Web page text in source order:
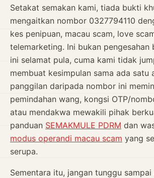
Setakat semakan kami, tiada bukti
mengaitkan nombor 0327794110
kes penipuan, macau scam, love
telemarketing. Ini bukan pengesahan
ini selamat pula, cuma kami tidak
membuat kesimpulan sama ada satu
panggilan daripada nombor ini
pemindahan wang, kongsi OTP/
atau mendakwa mewakili pihak
panduan SEMAKMULE PDRM dan
modus operandi macau scam yang
serupa.
Sementara itu, jangan tunggu